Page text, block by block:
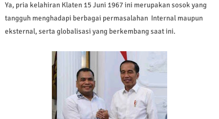
Ya, pria kelahiran Klaten 15 Juni 1967 ini merupakan sosok yang
tangguh menghadapi berbagai permasalahan Internal maupun
eksternal, serta globalisasi yang berkembang saat ini.